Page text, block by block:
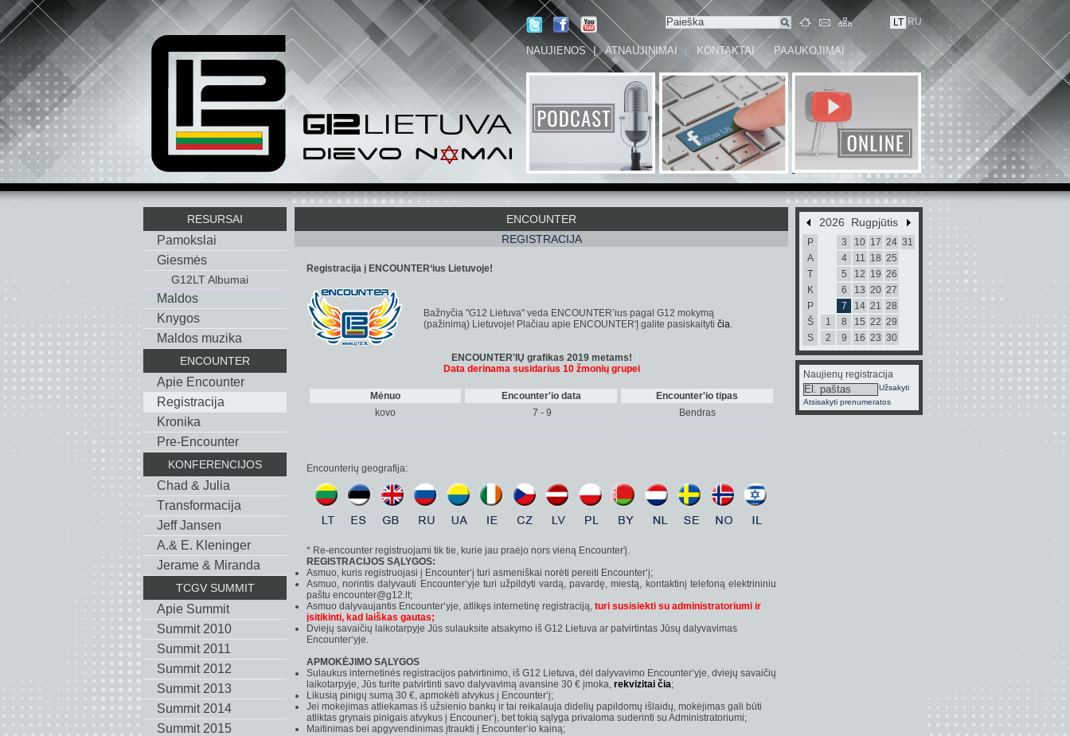
LT RU
NAUJIENOS ATNAUJINIMAI KONTAKTAI PAAUKOJIMAI
RESURSAI
Pamokslai
Giesmės
G12LT Albumai
Maldos
Knygos
Maldos muzika
ENCOUNTER
Apie Encounter
Registracija
Kronika
Pre-Encounter
KONFERENCIJOS
Chad & Julia
Тransformacija
Jeff Jansen
A.& E. Kleninger
Jerame & Miranda
TCGV SUMMIT
Apie Summit
Summit 2010
Summit 2011
Summit 2012
Summit 2013
Summit 2014
Summit 2015
ENCOUNTER
REGISTRACIJA
Registracija į ENCOUNTER‘ius Lietuvoje!
Bažnyčia "G12 Lietuva" veda ENCOUNTER’ius pagal G12 mokymą
(pažinimą) Lietuvoje! Plačiau apie ENCOUNTER'Į galite pasiskaityti čia.
ENCOUNTER'IŲ grafikas 2019 metams!
Data derinama susidarius 10 žmoniųgrupei
Mėnuo Encounter'io data
Encounter'io tipas
kovo
7 - 9 Bendras
Encounterių geografija:
* Re-encounter registruojami tik tie, kurie jau praėjo nors vieną Encounter'į.
REGISTRACIJOS SĄLYGOS:
Asmuo, kuris registruojasi į Encounter‘į turi asmeniškai norėti pereiti Encounter‘į;
Asmuo, norintis dalyvauti Encounter‘yje turi užpildyti vardą, pavardę, miestą, kontaktinį telefoną elektrininiu
paštu encounter@g12.lt;
Asmuo dalyvaujantis Encounter‘yje, atlikęs internetinę registraciją, turi susisiekti su administratoriumi ir
įsitikinti, kad laiškas gautas;
Dviejų savaičių laikotarpyje Jūs sulauksite atsakymo iš G12 Lietuva ar patvirtintas Jūsų dalyvavimas
Encounter‘yje.
APMOKĖJIMO SĄLYGOS
Sulaukus internetinės registracijos patvirtinimo, iš G12 Lietuva, dėl dalyvavimo Encounter‘yje, dviejų savaičių
laikotarpyje, Jūs turite patvirtinti savo dalyvavimą avansine 30 € įmoka, rekvizitai čia;
Likusią pinigų sumą 30 €, apmokėti atvykus į Encounter‘į;
Jei mokėjimas atliekamas iš užsienio bankų ir tai reikalauja didelių papildomų išlaidų, mokėjimas gali būti
atliktas grynais pinigais atvykus į Encouner‘į, bet tokią sąlyga privaloma suderinti su Administratoriumi;
Maitinimas bei apgyvendinimas įtraukti į Encounter‘io kainą;
2026 Rugpjūtis
P
A
T
K
P
Š
S
1
2
3
4
5
6
7
8
9
10
11
12
13
14
15
16
17
18
19
20
21
22
23
24
25
26
27
28
29
30
31
Naujienų registracija
Užsakyti
Atsisakyti prenumeratos